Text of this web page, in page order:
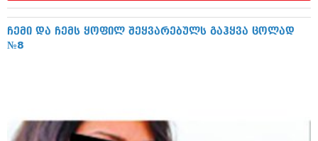
აპრილი 2016 (215)
მარტი 2016 (200)
თებერვალი 2016 (250)
აგვისტო 2015 (286)
ივლისი 2015 (173)
ჩემი და ჩემს ყოფილ შეყვარებულს გაჰყვა ცოლად
№8